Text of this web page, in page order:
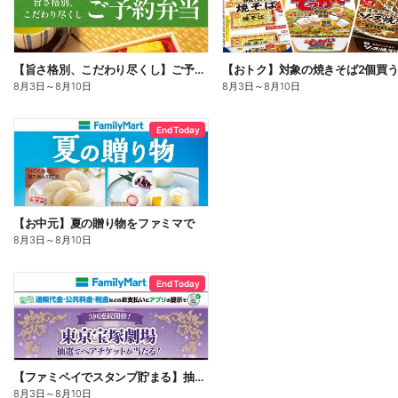
【旨さ格別、こだわり尽くし】ご予約弁当
8月3日 ～8月10日 8月3日 ～8月10日
End Today
【お中元】夏の贈り物をファミマで
8月3日 ～8月10日
End Today
【ファミペイでスタンプ貯まる】抽選でペアチケットが当たる!
8月3日 ～8月10日